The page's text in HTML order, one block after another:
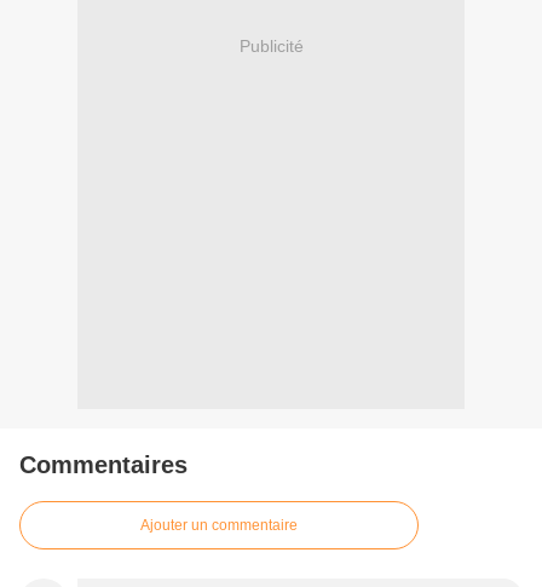
Publicité
Commentaires
Ajouter un commentaire